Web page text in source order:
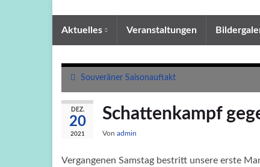
Aktuelles Veranstaltungen
Souveräner Saisonauftakt
DEZ.
20
2021
Schattenkampf
Von admin
Vergangenen Samstag bestritt unsere erste